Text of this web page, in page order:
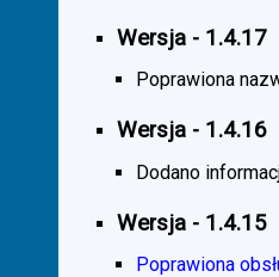
Wersja - 1.4.17
Poprawiona
Wersja - 1.4.16
Dodano
Wersja - 1.4.15
Poprawiona